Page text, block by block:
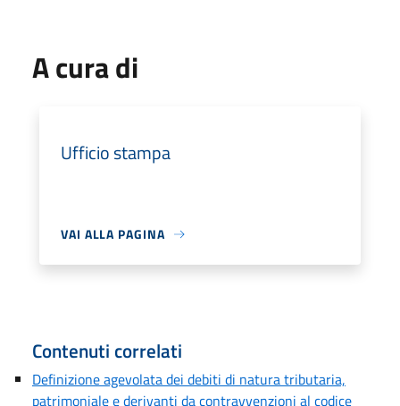
A cura di
Ufficio stampa
VAI ALLA PAGINA
Contenuti correlati
Definizione agevolata dei debiti di natura tributaria,
patrimoniale e derivanti da contravvenzioni al codice